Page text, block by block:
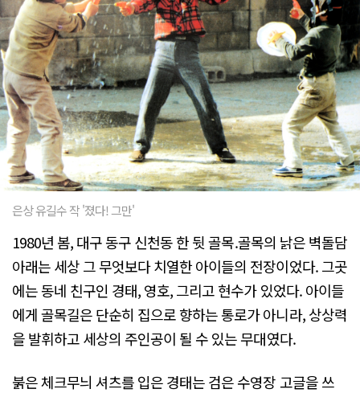
은상 유길수 작 '졌다! 그만'
1980년 봄, 대구 동구 신천동 한 뒷 골목.골목의 낡은 벽돌담
아래는 세상 그 무엇보다 치열한 아이들의 전장이었다. 그곳
에는 동네 친구인 경태, 영호, 그리고 현수가 있었다. 아이들
에게 골목길은 단순히 집으로 향하는 통로가 아니라, 상상력
을 발휘하고 세상의 주인공이 될 수 있는 무대였다.
붉은 체크무늬 셔츠를 입은 경태는 검은 수영장 고글을 쓰